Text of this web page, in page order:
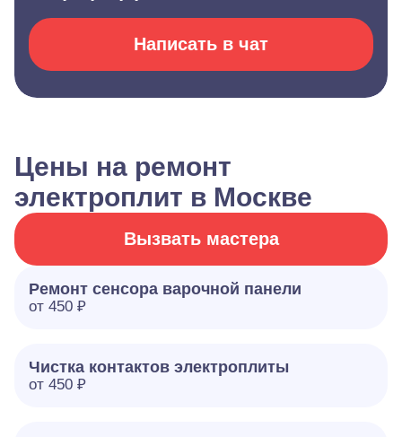
Написать в чат
Цены на ремонт
электроплит в Москве
Вызвать мастера
Ремонт сенсора варочной панели
от 450 ₽
Чистка контактов электроплиты
от 450 ₽